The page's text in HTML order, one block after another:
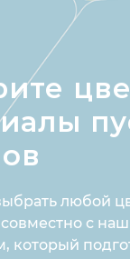
любой
с
который